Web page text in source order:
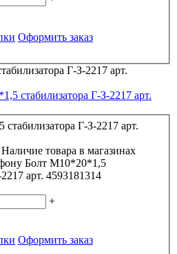
Оформить заказ
стабилизатора Г-З-2217 арт.
Наличие товара в магазинах
Болт М10*20*1,5
стабилизатора Г-З-2217 арт. 4593181314
+
Оформить заказ